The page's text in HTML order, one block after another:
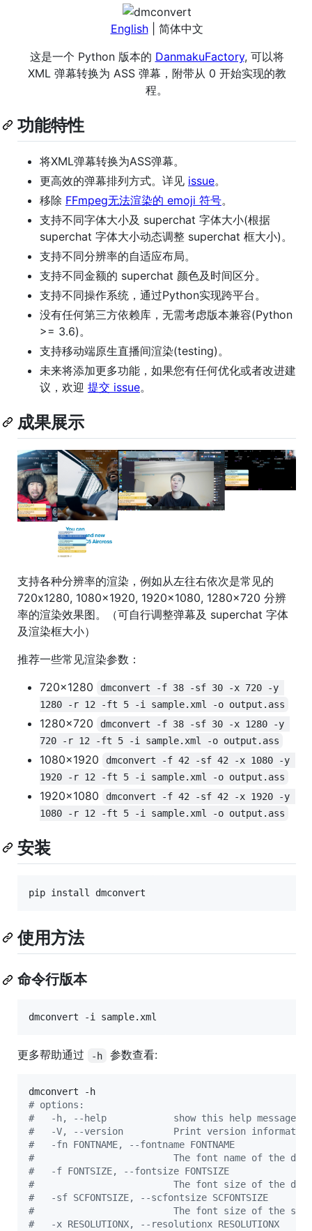
English| 简体中文
这是一个 Python 版本的 DanmakuFactory, 可以将
XML 弹幕转换为 ASS 弹幕，附带从 0 开始实现的教
程。
功能特性
将XML弹幕转换为ASS弹幕。
更高效的弹幕排列方式。详见 issue。
移除 FFmpeg无法渲染的 emoji 符号。
支持不同字体大小及 superchat 字体大小(根据
superchat 字体大小动态调整 superchat 框大小)。
支持不同分辨率的自适应布局。
支持不同金额的 superchat 颜色及时间区分。
支持不同操作系统，通过Python实现跨平台。
没有任何第三方依赖库，无需考虑版本兼容(Python
>= 3.6)。
支持移动端原生直播间渲染(testing)。
未来将添加更多功能，如果您有任何优化或者改进建
议，欢迎 提交 issue。
成果展示
支持各种分辨率的渲染，例如从左往右依次是常见的
720x1280, 1080x1920, 1920x1080, 1280x720 分辨
率的渲染效果图。（可自行调整弹幕及 superchat 字体
及渲染框大小）
推荐一些常见渲染参数：
720x1280
dmconvert -f 38 -sf 30 -x 720 -y
1280 -r 12 -ft 5 -i sample.xml -o output.ass
1280x720
dmconvert -f 38 -sf 30 -x 1280 -y
720 -r 12 -ft 5 -i sample.xml -o output.ass
1080x1920
dmconvert -f 42 -sf 42 -x 1080 -y
1920 -r 12 -ft 5 -i sample.xml -o output.ass
1920x1080
dmconvert -f 42 -sf 42 -x 1920 -y
1080 -r 12 -ft 5 -i sample.xml -o output.ass
安装
pip install dmconvert
使用方法
命令行版本
dmconvert -i sample.xml
更多帮助通过 -h 参数查看:
# options:
#
-h, --help            show this help message
#
   -V, --version         Print version information
#
   -fn FONTNAME, --fontname FONTNAME
#
The font name of the
#
   -f FONTSIZE, --fontsize FONTSIZE
#
The font size of the
#
   -sf SCFONTSIZE, --scfontsize SCFONTSIZE
#
The font size of the
#
   -x RESOLUTIONX, --resolutionx RESOLUTIONX